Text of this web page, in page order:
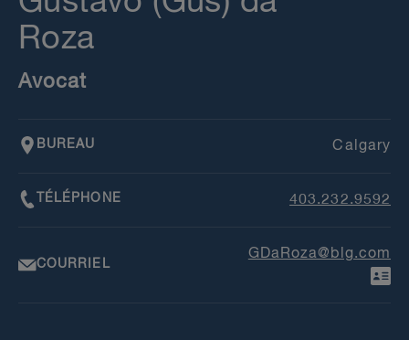
Roza
Avocat
BUREAU Calgary
TÉLÉPHONE 403.232.9592
COURRIEL
GDaRoza@blg.com